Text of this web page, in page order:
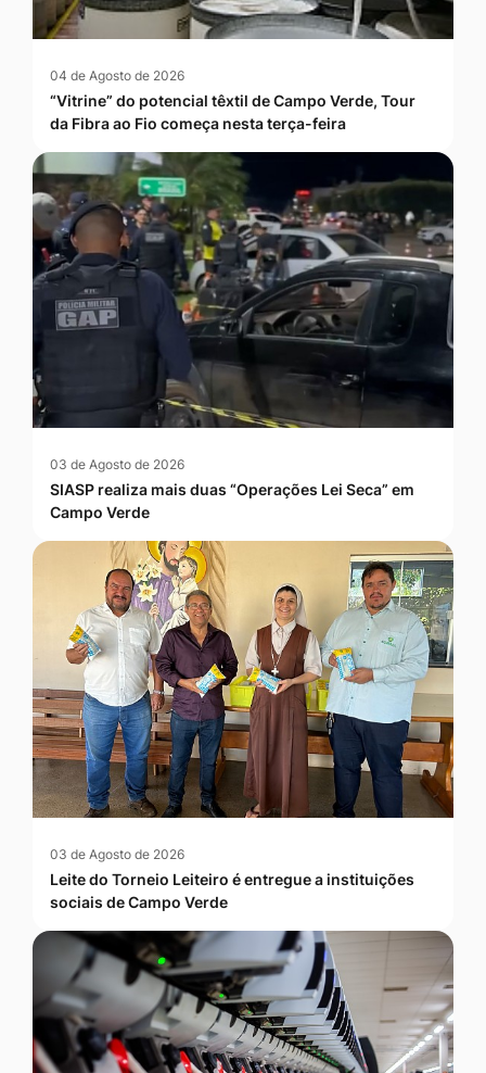
04 de Agosto de 2026
“Vitrine” do potencial têxtil de Campo Verde, Tour
da Fibra ao Fio começa nesta terça-feira
03 de Agosto de 2026
SIASP realiza mais duas “Operações Lei Seca” em
Campo Verde
03 de Agosto de 2026
Leite do Torneio Leiteiro é entregue a instituições
sociais de Campo Verde